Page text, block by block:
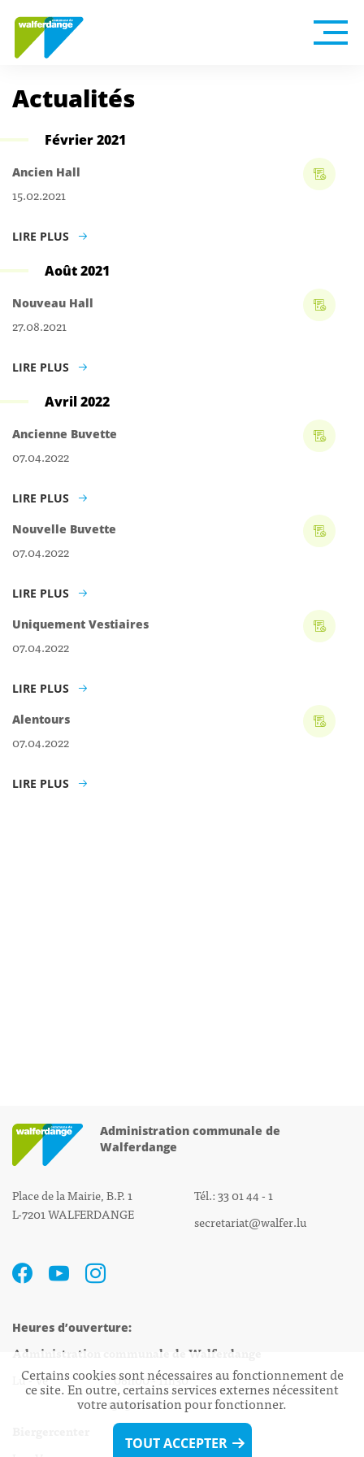
Actualités
Février 2021
Ancien Hall
15.02.2021
LIRE PLUS
Août 2021
Nouveau Hall
27.08.2021
LIRE PLUS
Avril 2022
Ancienne Buvette
07.04.2022
LIRE PLUS
Nouvelle Buvette
07.04.2022
LIRE PLUS
Uniquement Vestiaires
07.04.2022
LIRE PLUS
Alentours
07.04.2022
LIRE PLUS
Administration communale de
Walferdange
Place de la Mairie, B.P. 1
L-7201 WALFERDANGE
Tél.: 33 01 44 - 1
secretariat@walfer.lu
Heures d’ouverture:
Administration communale de Walferdange
Lu - Ve 08h00 - 11h30
13h30 - 16h00
Certains cookies sont nécessaires au fonctionnement de
ce site. En outre, certains services externes nécessitent
votre autorisation pour fonctionner.
TOUT ACCEPTER